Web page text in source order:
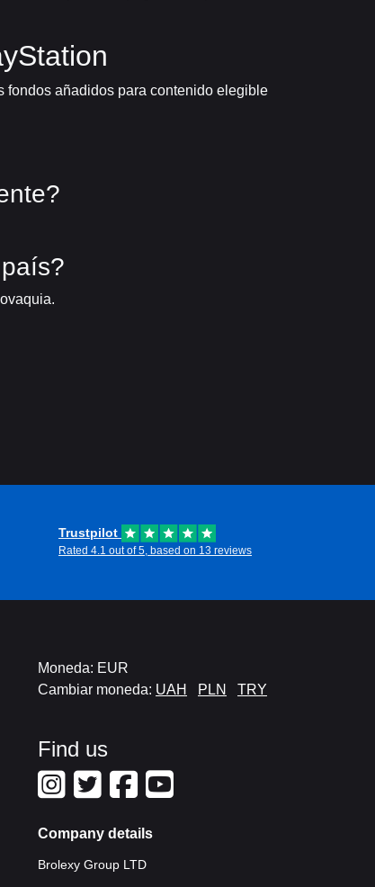
fondos añadidos para contenido elegible
Trustpilot
Rated 4.1 out of 5, based on 13 reviews
Moneda: EUR
Cambiar moneda: UAH PLN TRY
Find us
Company details
Brolexy Group LTD